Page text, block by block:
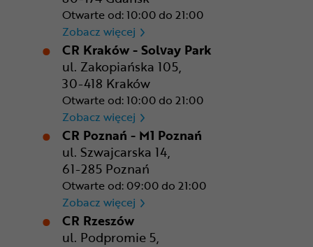
Otwarte od: 10:00 do 21:00
Zobacz więcej CR Gdańsk - Morski Park
CR Kraków - Solvay Park
ul. Zakopiańska 105,
30-418 Kraków
Otwarte od: 10:00 do 21:00
Zobacz więcej CR Kraków - Solvay Park
CR Poznań - M1 Poznań
ul. Szwajcarska 14,
61-285 Poznań
Otwarte od: 09:00 do 21:00
Zobacz więcej CR Poznań - M1 Poznań
CR Rzeszów
ul. Podpromie 5,